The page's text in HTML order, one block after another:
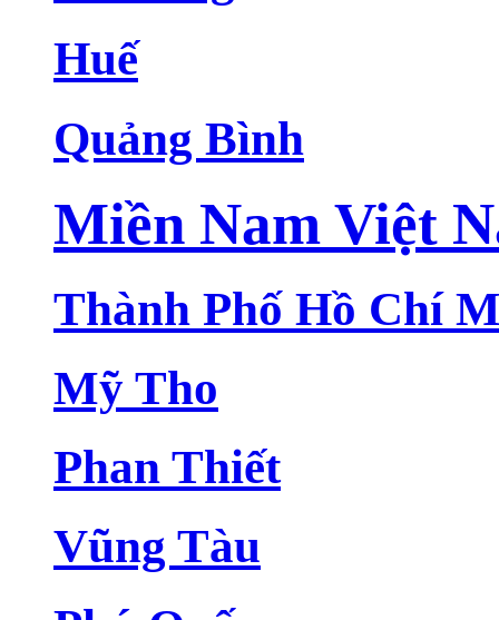
Huế
Quảng Bình
Miền Nam Việt
Thành Phố Hồ Chí
Mỹ Tho
Phan Thiết
Vũng Tàu